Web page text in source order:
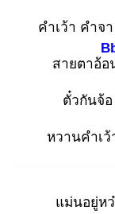
คำเว้า คำจ
สายตาอ้อ
ตั๋วกันจ้อ
หวานคำเว้
แม่นอยู่ห